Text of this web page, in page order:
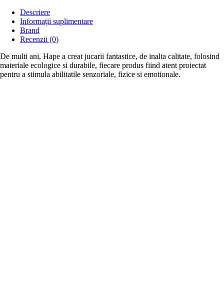
Descriere
Informații suplimentare
Brand
Recenzii (0)
De multi ani, Hape a creat jucarii fantastice, de inalta calitate, folosind
materiale ecologice si durabile, fiecare produs fiind atent proiectat
pentru a stimula abilitatile senzoriale, fizice si emotionale.